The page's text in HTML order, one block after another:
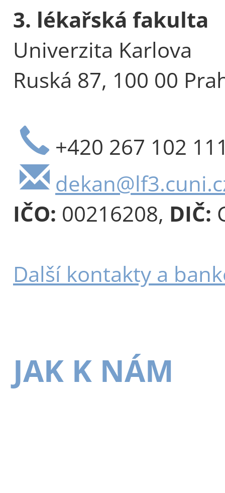
3. lékařská fakulta
Univerzita Karlova
Ruská 87, 100 00
+420 267 102
IČO: 00216208, DIČ:
Další kontakty a
JAK K NÁM